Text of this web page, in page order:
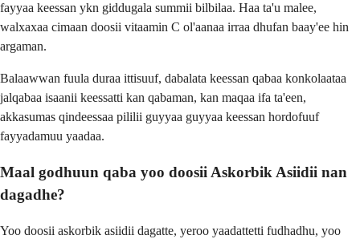
fayyaa keessan ykn giddugala summii bilbilaa. Haa ta'u malee,
walxaxaa cimaan doosii vitaamin C ol'aanaa irraa dhufan baay'ee hin
argaman.
Balaawwan fuula duraa ittisuuf, dabalata keessan qabaa konkolaataa
jalqabaa isaanii keessatti kan qabaman, kan maqaa ifa ta'een,
akkasumas qindeessaa pililii guyyaa guyyaa keessan hordofuuf
fayyadamuu yaadaa.
Maal godhuun qaba yoo doosii Askorbik Asiidii nan
dagadhe?
Yoo doosii askorbik asiidii dagatte, yeroo yaadattetti fudhadhu, yoo